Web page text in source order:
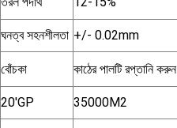
ঘনত্ব সহনশীলতা +/- 0.02mm
বোঁচকা কাঠের পালটি রপ্তানি করুন
20'GP 35000M2